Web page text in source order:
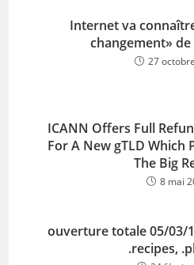
Internet va
changement»
27
ICANN Offers Full
For A New gTLD Which
The Big
8 mai
ouverture totale 05/03/
.recipes,